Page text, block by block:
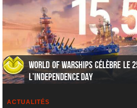
World of Warships célèbre le
l’Independence Day
ACTUALITÉS